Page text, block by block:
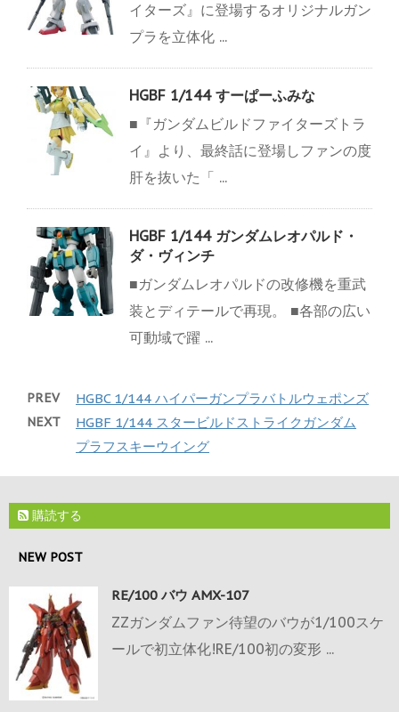
イターズ』に登場するオリジナルガン
プラを立体化 ...
HGBF 1/144 すーぱーふみな
■『ガンダムビルドファイターズトラ
イ』より、最終話に登場しファンの度
肝を抜いた「 ...
HGBF 1/144 ガンダムレオパルド・
ダ・ヴィンチ
■ガンダムレオパルドの改修機を重武
装とディテールで再現。 ■各部の広い
可動域で躍 ...
PREV HGBC 1/144 ハイパーガンプラバトルウェポンズ
NEXT
HGBF 1/144 スタービルドストライクガンダム
プラフスキーウイング
購読する
NEW POST
RE/100 バウ AMX-107
ZZガンダムファン待望のバウが1/100スケ
ールで初立体化!RE/100初の変形 ...